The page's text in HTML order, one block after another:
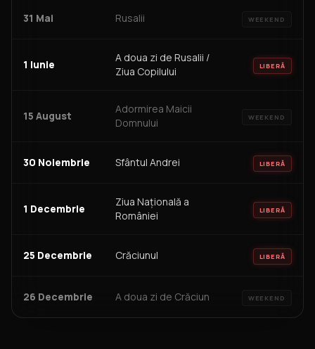
31 Mai Rusalii WEEKEND
1 Iunie
A doua zi de Rusalii /
Ziua Copilului
LIBERĂ
15 August
Adormirea Maicii
Domnului
WEEKEND
30 Noiembrie Sfântul Andrei LIBERĂ
1 Decembrie
Ziua Națională a
României
LIBERĂ
25 Decembrie Crăciunul LIBERĂ
26 Decembrie A doua zi de Crăciun WEEKEND